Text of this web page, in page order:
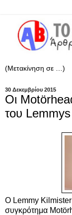
30 Δεκεμβρίου 2015
Οι
του Lemmys
Ο Lemmy Kilmister
συγκρότημα